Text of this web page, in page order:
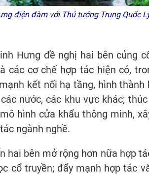
điện đàm với Thủ tướng Trung Quốc
Hưng đề nghị hai bên củng
các cơ chế hợp tác hiện có,
kết nối hạ tầng, hình
nước, các khu vực khác;
hình cửa khẩu thông minh,
ngành nghề.
bên mở rộng hơn nữa hợp
cổ truyền; đẩy mạnh hợp tác